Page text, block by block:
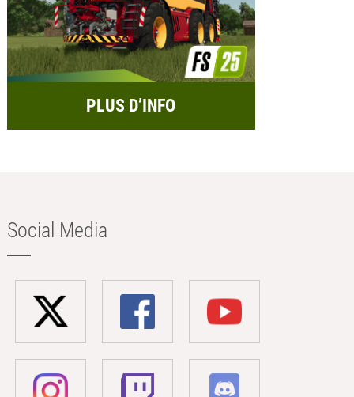
PLUS D’INFO
Social Media